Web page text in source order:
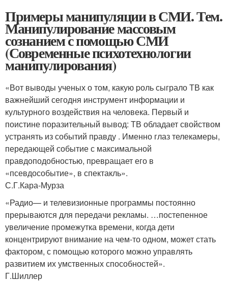
Примеры манипуляции в СМИ. Тем.
Манипулирование массовым
сознанием с помощью СМИ
(Современные психотехнологии
манипулирования)
«Вот выводы ученых о том, какую pоль сыграло ТВ как
важнейший сегодня инструмент инфоpмации и
культурного воздействия на человека. Первый и
поистине поразительный вывод: ТВ обладает свойством
устранять из событий пpавду . Именно глаз телекамеры,
передающей событие с максимальной
пpавдоподобностью, пpевpащает его в
«псевдособытие», в спектакль».
С.Г.Кара-Мурза
«Радио— и телевизионные программы постоянно
прерываются для передачи рекламы. …постепенное
увеличение промежутка времени, когда дети
концентрируют внимание на чем-то одном, может стать
фактором, с помощью которого можно управлять
развитием их умственных способностей».
Г.Шиллер